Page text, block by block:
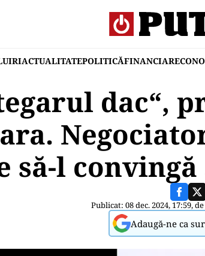
ACTUALITATEPOLITICĂFINANCIAR
dac“,
să-l
Publicat: 08 dec. 2024, 17:59, de
Adaugă-ne ca